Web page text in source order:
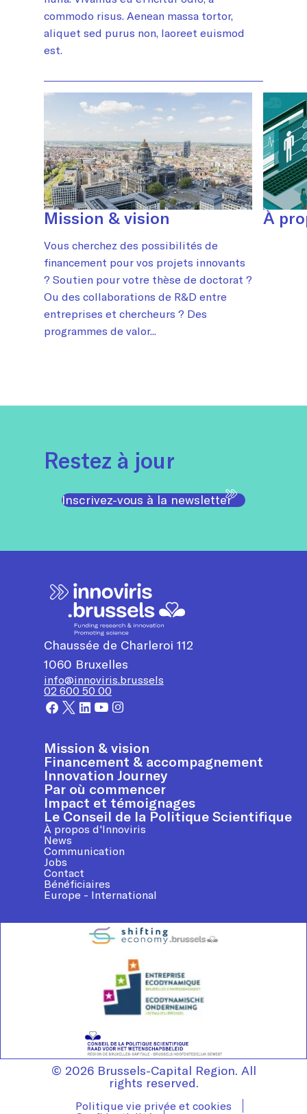
commodo risus. Aenean massa tortor,
aliquet sed purus non, laoreet euismod
est.
Mission & vision
Vous cherchez des possibilités de
financement pour vos projets innovants
? Soutien pour votre thèse de doctorat ?
Ou des collaborations de R&D entre
entreprises et chercheurs ? Des
programmes de valor...
À
Restez à jour
Inscrivez-vous à la newsletter
Chaussée de Charleroi 112
1060 Bruxelles
info@innoviris.brussels
02 600 50 00
Mission & vision
Financement & accompagnement
Innovation Journey
Par où commencer
Impact et témoignages
Le Conseil de la Politique Scientifique
À propos d'Innoviris
News
Communication
Jobs
Contact
Bénéficiaires
Europe - International
© 2026 Brussels-Capital Region. All
rights reserved.
Politique vie privée et cookies